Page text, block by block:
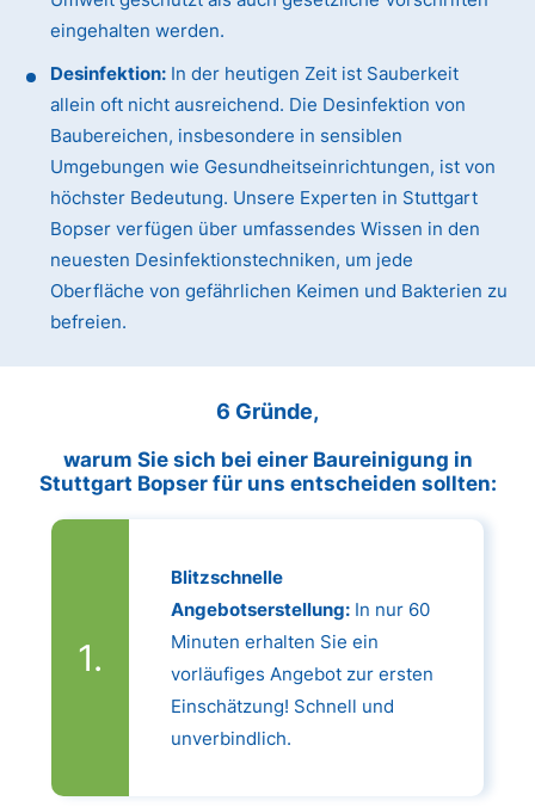
eingehalten werden.
Desinfektion: In der heutigen Zeit ist Sauberkeit
allein oft nicht ausreichend. Die Desinfektion von
Baubereichen, insbesondere in sensiblen
Umgebungen wie Gesundheitseinrichtungen, ist von
höchster Bedeutung. Unsere Experten in Stuttgart
Bopser verfügen über umfassendes Wissen in den
neuesten Desinfektionstechniken, um jede
Oberfläche von gefährlichen Keimen und Bakterien zu
befreien.
6 Gründe,
warum Sie sich bei einer Baureinigung in
Stuttgart Bopser für uns entscheiden sollten:
Blitzschnelle
Angebotserstellung:In nur 60
Minuten erhalten Sie ein
vorläufiges Angebot zur ersten
Einschätzung! Schnell und
unverbindlich.